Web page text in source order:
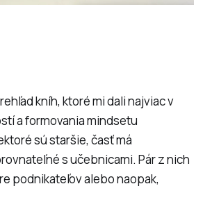
kníh, ktoré mi dali najviac v
a formovania mindsetu
sú staršie, časť má
s učebnicami. Pár z nich
podnikateľov alebo naopak,